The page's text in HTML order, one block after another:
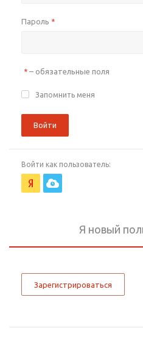
Пароль *
* – обязательные поля
Запомнить меня
Войти
Войти как пользователь:
Я новый
Зарегистрироваться